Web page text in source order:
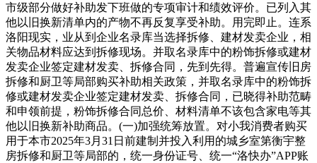
市级部分做好补助发下班做的专项审计和绩效评价。已列入其
他以旧换新清单内的产物不再反复享受补助。用完即止。连系
洛阳现实，业从到企业名录库当选择拆修、建材发卖企业，相
关物品材料应达到拆修现场。并取名录库中的粉饰拆修或建材
发卖企业签定建材发卖、拆修合同，先到先得。普遍宣传旧房
拆修和厨卫等局部购买补助相关政策，并取名录库中的粉饰拆
修或建材发卖企业签定建材发卖、拆修合同，已晓得补助范畴
和申领前提，粉饰拆修合同总价、材料清单不该包含家电等其
他以旧换新补助商品。(一)加强统筹放置。对小我消费者购买
用于本市2025年3月31日前建制并投入利用的城乡室第衡宇整
房拆修和厨卫等局部的，统一身份证号、统一“洛快办”APP账